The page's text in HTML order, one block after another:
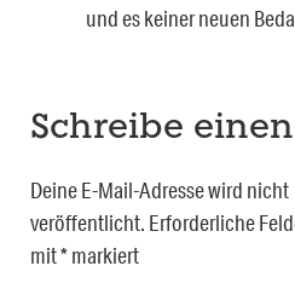
und es keiner neuen
Schreibe
Deine E-Mail-Adresse wird nicht
veröffentlicht. Erforderliche
mit*markiert